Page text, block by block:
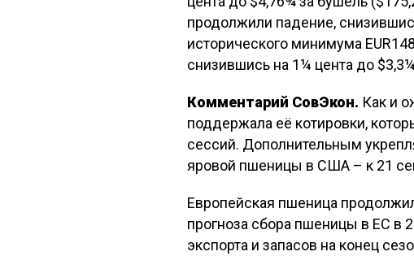
продолжили падение,
исторического минимума
снизившись на 1¼ цента до
Комментарий СовЭкон. Как и
поддержала её котировки,
сессий. Дополнительным
яровой пшеницы в США – к 21
Европейская пшеница
прогноза сбора пшеницы в ЕС в
экспорта и запасов на конец